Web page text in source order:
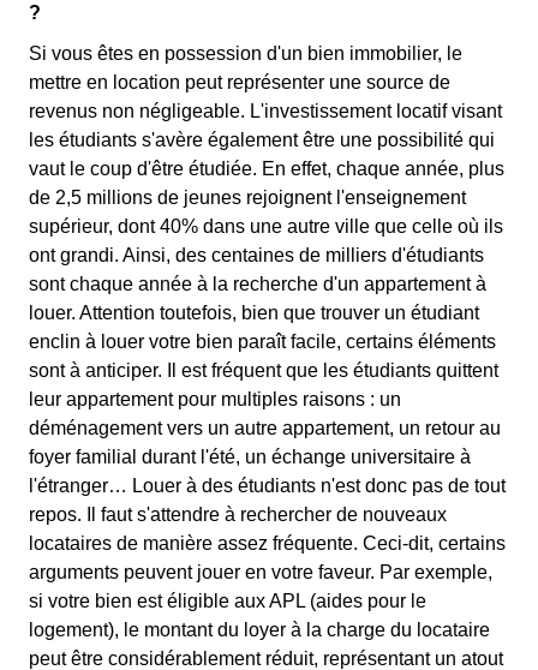
?
Si vous êtes en possession d'un bien immobilier, le
mettre en location peut représenter une source de
revenus non négligeable. L'investissement locatif visant
les étudiants s'avère également être une possibilité qui
vaut le coup d'être étudiée. En effet, chaque année, plus
de 2,5 millions de jeunes rejoignent l'enseignement
supérieur, dont 40% dans une autre ville que celle où ils
ont grandi. Ainsi, des centaines de milliers d'étudiants
sont chaque année à la recherche d'un appartement à
louer. Attention toutefois, bien que trouver un étudiant
enclin à louer votre bien paraît facile, certains éléments
sont à anticiper. Il est fréquent que les étudiants quittent
leur appartement pour multiples raisons : un
déménagement vers un autre appartement, un retour au
foyer familial durant l'été, un échange universitaire à
l'étranger… Louer à des étudiants n'est donc pas de tout
repos. Il faut s'attendre à rechercher de nouveaux
locataires de manière assez fréquente. Ceci-dit, certains
arguments peuvent jouer en votre faveur. Par exemple,
si votre bien est éligible aux APL (aides pour le
logement), le montant du loyer à la charge du locataire
peut être considérablement réduit, représentant un atout